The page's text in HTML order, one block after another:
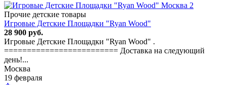
2
Прочие детские товары
Игровые Детские Площадки "Ryan Wood"
28 900 руб.
Игровые Детские Площадки "Ryan Wood" .
========================= Доставка на следующий
день!...
Москва
19 февраля